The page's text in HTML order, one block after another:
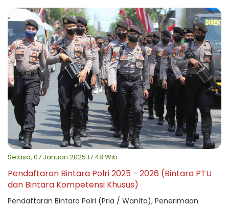
Selasa, 07 Januari 2025 17:48 Wib
Pendaftaran Bintara Polri 2025 - 2026 (Bintara PTU
dan Bintara Kompetensi Khusus)
Pendaftaran Bintara Polri (Pria / Wanita), Penerimaan